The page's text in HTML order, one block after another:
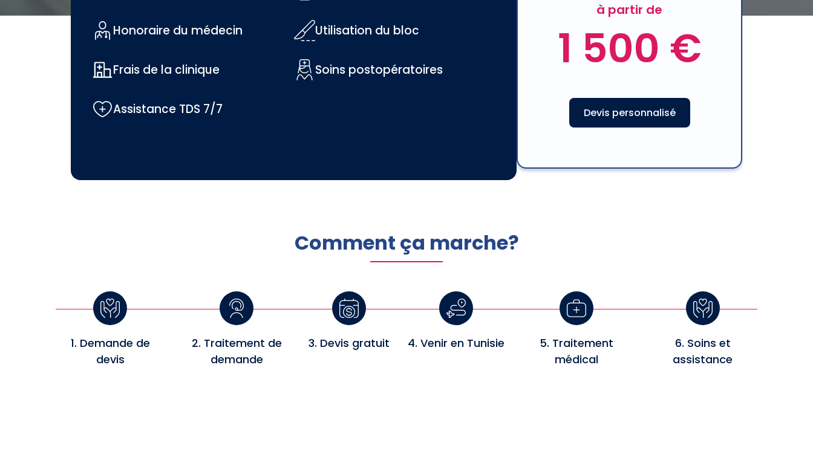
Honoraire du médecin Utilisation du bloc
Frais de la clinique Soins postopératoires
Assistance TDS 7/7
à partir de
1 500 €
Devis personnalisé
Comment ça marche?
1. Demande de
devis
2. Traitement de
demande
3. Devis gratuit 4. Venir en Tunisie
5. Traitement
médical
6. Soins et
assistance